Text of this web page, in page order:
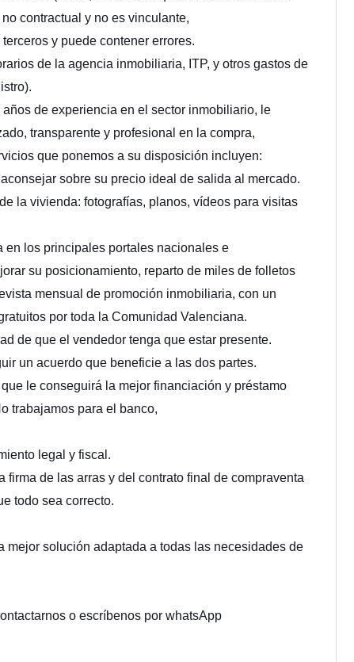
contractual y no es vinculante,
y puede contener errores.
de la agencia inmobiliaria, ITP, y otros gastos de
de experiencia en el sector inmobiliario, le
transparente y profesional en la compra,
que ponemos a su disposición incluyen:
sobre su precio ideal de salida al mercado.
la vivienda: fotografías, planos, vídeos para visitas
los principales portales nacionales e
su posicionamiento, reparto de miles de folletos
mensual de promoción inmobiliaria, con un
por toda la Comunidad Valenciana.
de que el vendedor tenga que estar presente.
un acuerdo que beneficie a las dos partes.
le conseguirá la mejor financiación y préstamo
trabajamos para el banco,
legal y fiscal.
firma de las arras y del contrato final de compraventa
todo sea correcto.
mejor solución adaptada a todas las necesidades de
o escríbenos por whatsApp